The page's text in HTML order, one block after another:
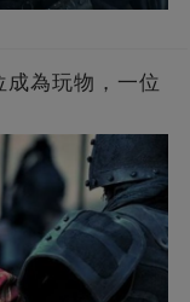
成為玩物，一位